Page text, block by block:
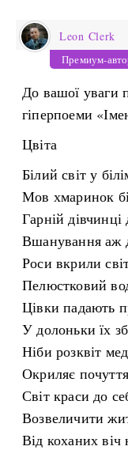
Leon Clerk
Премиум-
До вашої уваги
гіперпоеми
Цвіта
Білий світ у
Мов хмаринок
Гарній дівчинці
Вшанування аж
Роси вкрили
Пелюстковий
Цівки падають
У долоньки їх
Ніби розквіт
Окриляє
Світ краси до
Возвеличити
Від коханих віч